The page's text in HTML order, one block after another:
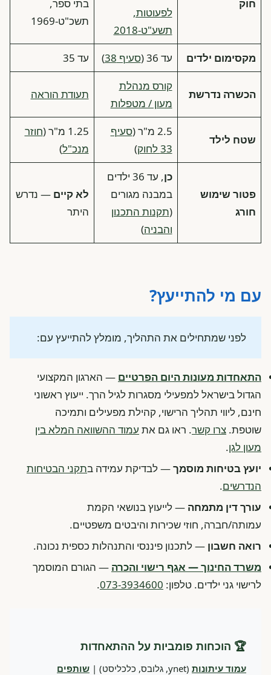
חוק
לפעוטות,
תשע"ט-2018
בתי ספר,
תשכ"ט-1969
מקסימום ילדים עד 36 ( סעיף 38 ) עד 35
הכשרה נדרשת
קורס מנהלת
מעון / מטפלות
תעודת הוראה
שטח לילד
2.5 מ"ר (
סעיף
33 לחוק
)
1.25 מ"ר (
חוזר
מנכ"ל)
פטור שימוש
חורג
כן
, עד 36 ילדים
במבנה מגורים
(תקנות התכנון
והבניה)
לא קיים — נדרש
היתר
עם מי להתייעץ?
לפני שמתחילים את התהליך, מומלץ להתייעץ עם:
התאחדות מעונות היום הפרטיים — הארגון המקצועי
הגדול בישראל למפעילי מסגרות לגיל הרך. ייעוץ ראשוני
חינם, ליווי תהליך הרישוי, קהילת מפעילים ותמיכה
שוטפת. צרו קשר. ראו גם את עמוד ההשוואה המלא בין
מעון לגן.
יועץ בטיחות מוסמך— לבדיקת עמידה בתקני הבטיחות
הנדרשים.
עורך דין מתמחה — לייעוץ בנושאי הקמת
עמותה/חברה, חוזי שכירות והיבטים משפטיים.
רואה חשבון — לתכנון פיננסי והתנהלות כספית נכונה.
משרד החינוך — אגף רישוי והכרה — הגורם המוסמך
לרישוי גני ילדים. טלפון: 073-3934600
.
🏆 הוכחות פומביות על ההתאחדות
עמוד עיתונות (ynet, גלובס, כלכליסט) |
שותפים